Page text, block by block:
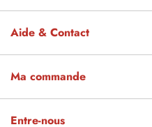
Aide & Contact
Ma commande
Entre-nous